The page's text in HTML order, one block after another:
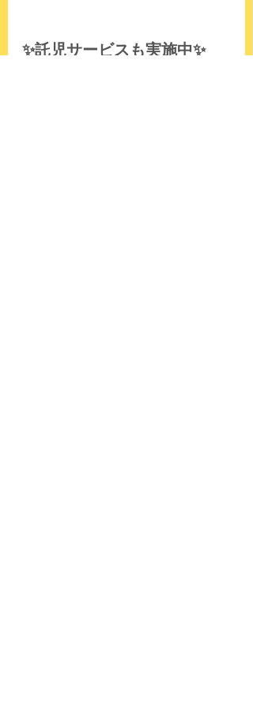
✨託児サービスも実施中✨